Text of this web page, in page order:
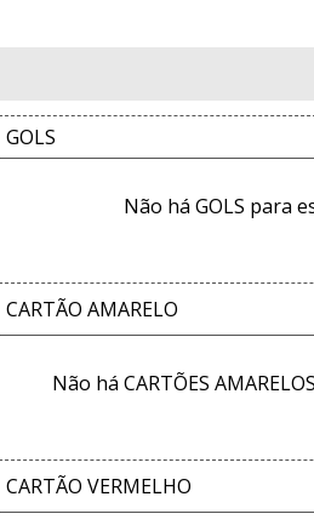
GOLS
Não há GOLS para
CARTÃO AMARELO
Não há CARTÕES
CARTÃO VERMELHO